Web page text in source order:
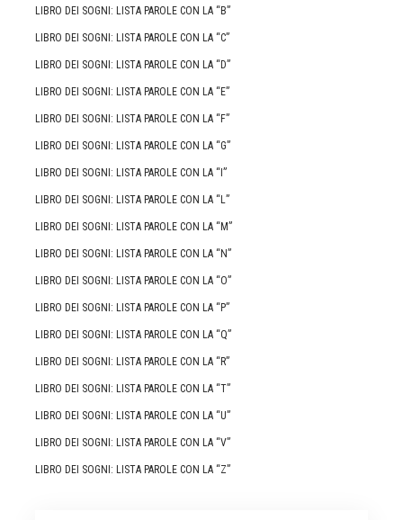
LIBRO DEI SOGNI: LISTA PAROLE CON LA “B”
LIBRO DEI SOGNI: LISTA PAROLE CON LA “C”
LIBRO DEI SOGNI: LISTA PAROLE CON LA “D”
LIBRO DEI SOGNI: LISTA PAROLE CON LA “E”
LIBRO DEI SOGNI: LISTA PAROLE CON LA “F”
LIBRO DEI SOGNI: LISTA PAROLE CON LA “G”
LIBRO DEI SOGNI: LISTA PAROLE CON LA “I”
LIBRO DEI SOGNI: LISTA PAROLE CON LA “L”
LIBRO DEI SOGNI: LISTA PAROLE CON LA “M”
LIBRO DEI SOGNI: LISTA PAROLE CON LA “N”
LIBRO DEI SOGNI: LISTA PAROLE CON LA “O”
LIBRO DEI SOGNI: LISTA PAROLE CON LA “P”
LIBRO DEI SOGNI: LISTA PAROLE CON LA “Q”
LIBRO DEI SOGNI: LISTA PAROLE CON LA “R”
LIBRO DEI SOGNI: LISTA PAROLE CON LA “T”
LIBRO DEI SOGNI: LISTA PAROLE CON LA “U”
LIBRO DEI SOGNI: LISTA PAROLE CON LA “V”
LIBRO DEI SOGNI: LISTA PAROLE CON LA “Z”